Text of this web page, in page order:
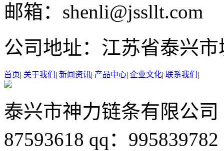
邮箱： shenli@jssllt.com
公司地址： 江苏省泰兴
首页| 关于我们 | 新闻资讯| 产品中心| 企业文化| 联系我们 |
泰兴市神力链条有限公
87593618 qq：995839782